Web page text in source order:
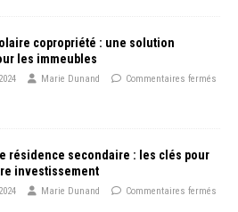
copropriété : une solution
les immeubles
Marie Dunand Commentaires fermés
résidence secondaire : les clés pour
investissement
Marie Dunand Commentaires fermés